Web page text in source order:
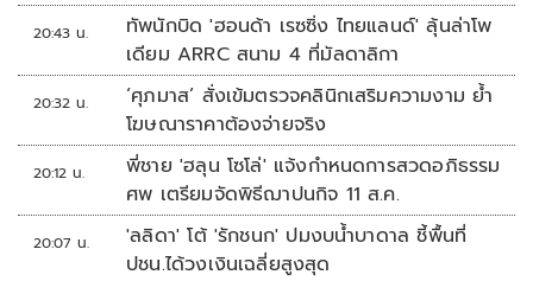
20:43 น.
ทัพนักบิด 'ฮอนด้า เรซซิ่ง ไทยแลนด์' ลุ้นล่าโพ
เดียม ARRC สนาม 4 ที่มัลดาลิกา
20:32 น.
‘ศุภมาส’ สั่งเข้มตรวจคลินิกเสริมความงาม ย้ำ
โฆษณาราคาต้องจ่ายจริง
20:12 น.
พี่ชาย 'ฮลุน โซโล่' แจ้งกำหนดการสวดอภิธรรม
ศพ เตรียมจัดพิธีฌาปนกิจ 11 ส.ค.
20:07 น.
'ลลิดา' โต้ 'รักชนก' ปมงบน้ำบาดาล ชี้พื้นที่
ปชน.ได้วงเงินเฉลี่ยสูงสุด